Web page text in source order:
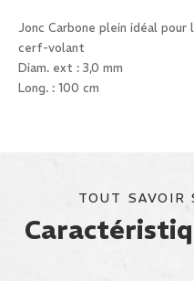
Jonc Carbone plein idéal
cerf-volant
Diam. ext : 3,0 mm
Long. : 100 cm
TOUT SAVOIR